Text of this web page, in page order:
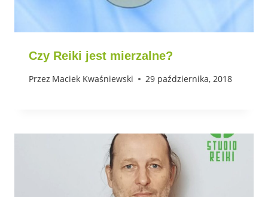
Czy Reiki jest mierzalne?
Przez Maciek Kwaśniewski 29 października, 2018